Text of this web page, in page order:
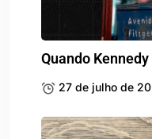
Quando
27 de julho de